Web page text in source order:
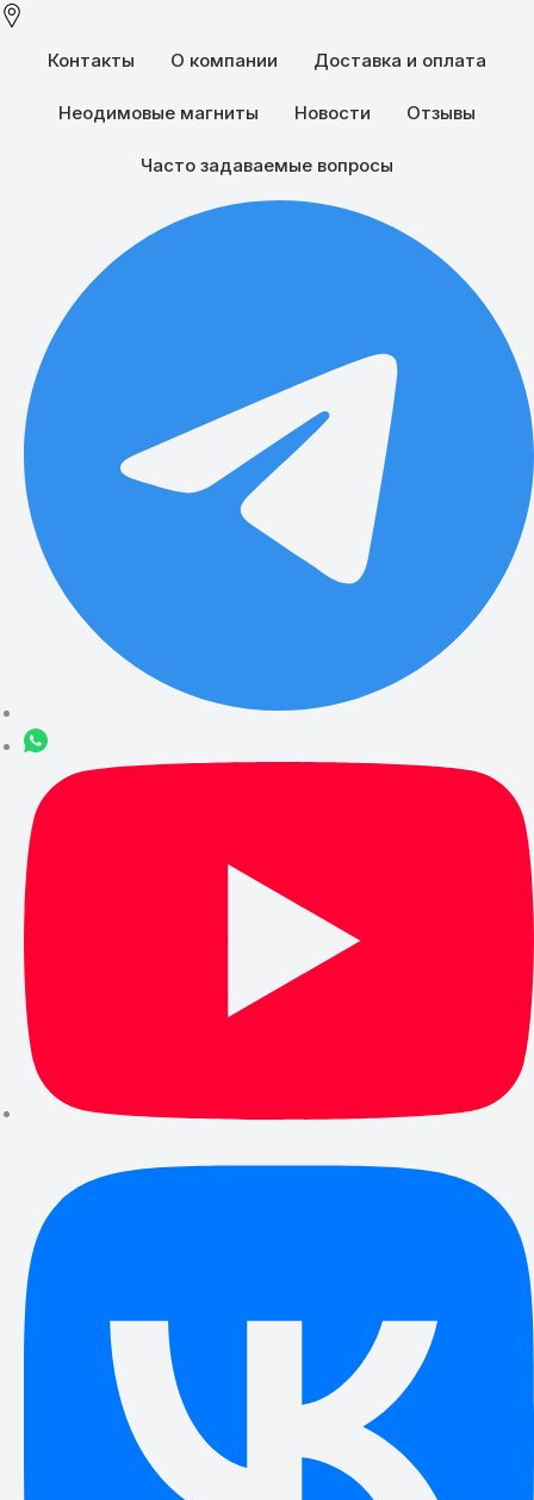
Контакты О компании Доставка и оплата
Неодимовые магниты Новости Отзывы
Часто задаваемые вопросы